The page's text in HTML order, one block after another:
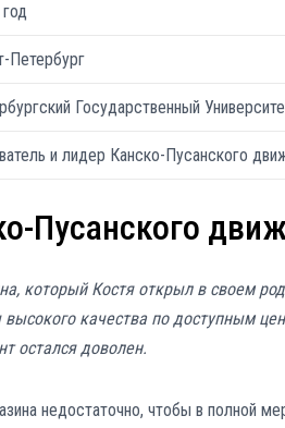
Петербург
Государственный
и лидер Канско-Пусанского
Пусанского
который Костя открыл в своем
качества по доступным
остался доволен.
недостаточно, чтобы в полной